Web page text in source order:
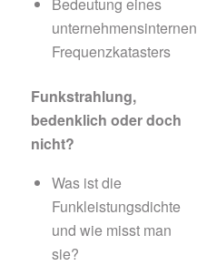
unternehmensinternen
Frequenzkatasters
Funkstrahlung,
bedenklich oder doch
nicht?
Was ist die
Funkleistungsdichte
und wie misst man
sie?